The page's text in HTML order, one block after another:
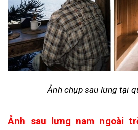
Ảnh chụp sau lưng tại
Ảnh sau lưng nam ngoài